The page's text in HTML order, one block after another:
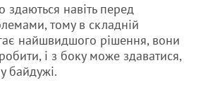
здаються навіть перед
тому в складній
найшвидшого рішення, вони
і з боку може здаватися,
байдужі.